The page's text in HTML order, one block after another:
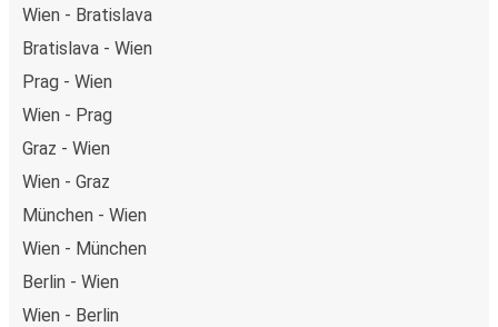
Wien - Bratislava
Bratislava - Wien
Prag - Wien
Wien - Prag
Graz - Wien
Wien - Graz
München - Wien
Wien - München
Berlin - Wien
Wien - Berlin